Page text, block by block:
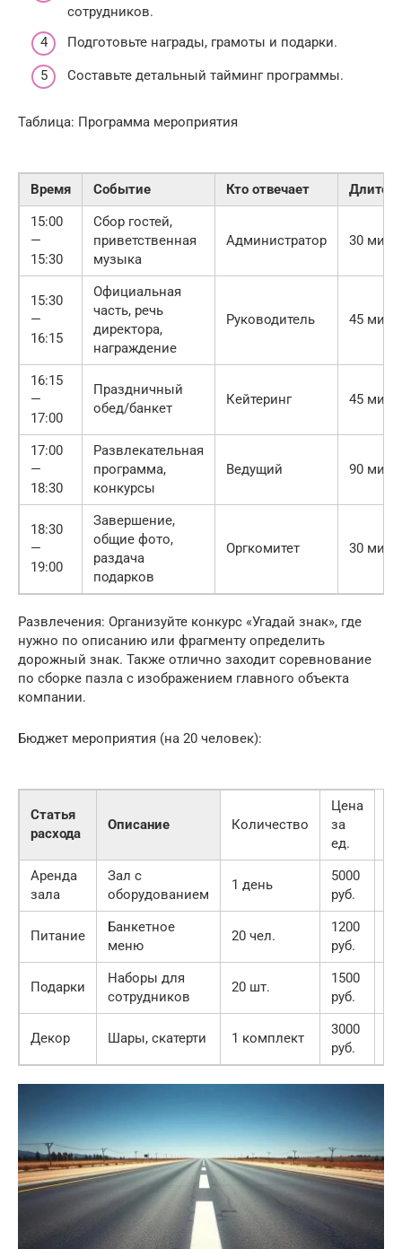
сотрудников.
Подготовьте награды, грамоты и подарки.
Составьте детальный тайминг программы.
Таблица: Программа мероприятия
Время Событие Кто отвечает
15:00
—
15:30
Сбор гостей,
приветственная
музыка
Администратор 30 мин
15:30
—
16:15
Официальная
часть, речь
директора,
награждение
Руководитель 45 мин
16:15
—
17:00
Праздничный
обед/банкет
Кейтеринг 45 мин
17:00
—
18:30
Развлекательная
программа,
конкурсы
Ведущий 90 мин
18:30
—
19:00
Завершение,
общие фото,
раздача
подарков
Оргкомитет 30 мин
Развлечения: Организуйте конкурс «Угадай знак», где
нужно по описанию или фрагменту определить
дорожный знак. Также отлично заходит соревнование
по сборке пазла с изображением главного объекта
компании.
Бюджет мероприятия (на 20 человек):
Статья
расхода
Описание Количество
Цена
за
ед.
Аренда
зала
Зал с
оборудованием
1 день
5000
руб.
Питание
Банкетное
меню
20 чел.
1200
руб.
Подарки
Наборы для
сотрудников
20 шт.
1500
руб.
Декор Шары, скатерти 1 комплект
3000
руб.